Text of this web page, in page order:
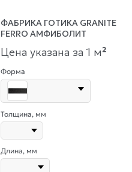
ФАБРИКА ГОТИКА GRANITE
FERRO АМФИБОЛИТ
Цена указана за 1 м²
Форма
Толщина, мм
Длина, мм